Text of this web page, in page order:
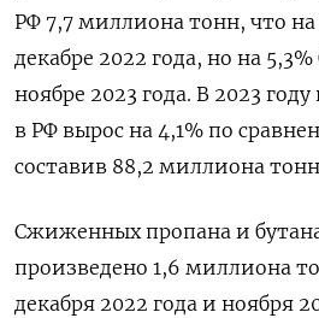
РФ 7,7 миллиона тонн, что
декабре 2022 года, но на
ноябре 2023 года. В 2023
в РФ вырос на 4,1% по
составив 88,2 миллиона
Сжиженных пропана и
произведено 1,6 миллиона
декабря 2022 года и ноября